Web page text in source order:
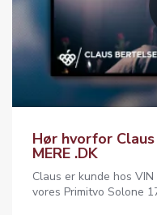
Hør hvorfor
MERE .DK
Claus er kunde hos
vores Primitvo Solone